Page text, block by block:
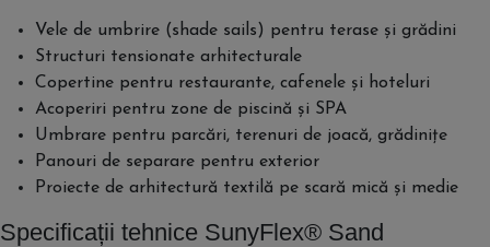
Vele de umbrire (shade sails) pentru terase și grădini
Structuri tensionate arhitecturale
Copertine pentru restaurante, cafenele și hoteluri
Acoperiri pentru zone de piscină și SPA
Umbrare pentru parcări, terenuri de joacă, grădinițe
Panouri de separare pentru exterior
Proiecte de arhitectură textilă pe scară mică și medie
Specificații tehnice SunyFlex® Sand